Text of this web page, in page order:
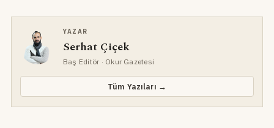
YAZAR
Serhat Çiçek
Baş Editör · Okur Gazetesi
Tüm Yazıları →